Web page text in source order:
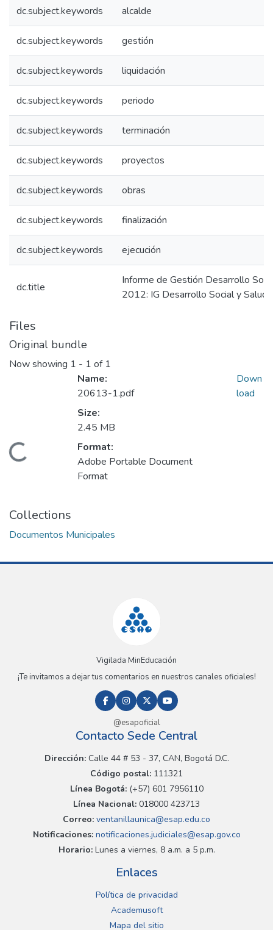
dc.subject.keywords alcalde
dc.subject.keywords gestión
dc.subject.keywords liquidación
dc.subject.keywords periodo
dc.subject.keywords terminación
dc.subject.keywords proyectos
dc.subject.keywords obras
dc.subject.keywords finalización
dc.subject.keywords ejecución
dc.title
Informe de Gestión Desarrollo
2012: IG Desarrollo Social y Salud
Files
Original bundle
Now showing 1 - 1 of 1
Loading...
Name:
20613-1.pdf
Size:
2.45 MB
Format:
Adobe Portable Document
Format
Down
load
Collections
Documentos Municipales
Vigilada MinEducación
¡Te invitamos a dejar tus comentarios en nuestros canales oficiales!
@esapoficial
Contacto Sede Central
Dirección:Calle 44 # 53 - 37, CAN, Bogotá D.C.
Código postal: 111321
Línea Bogotá:(+57) 601 7956110
Línea Nacional: 018000 423713
Correo: ventanillaunica@esap.edu.co
Notificaciones:notificaciones.judiciales@esap.gov.co
Horario:Lunes a viernes, 8 a.m. a 5 p.m.
Enlaces
Política de privacidad
Academusoft
Mapa del sitio